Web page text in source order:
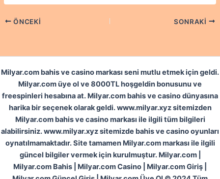
ÖNCEKI SONRAKI
Milyar.com bahis ve casino markası seni mutlu etmek için geldi.
Milyar.com üye ol ve 8000TL hoşgeldin bonusunu ve
freespinleri hesabına at. Milyar.com bahis ve casino dünyasına
harika bir seçenek olarak geldi. www.milyar.xyz sitemizden
Milyar.com bahis ve casino markası ile ilgili tüm bilgileri
alabilirsiniz. www.milyar.xyz sitemizde bahis ve casino oyunları
oynatılmamaktadır. Site tamamen Milyar.com markası ile ilgili
güncel bilgiler vermek için kurulmuştur. Milyar.com |
Milyar.com Bahis | Milyar.com Casino | Milyar.com Giriş |